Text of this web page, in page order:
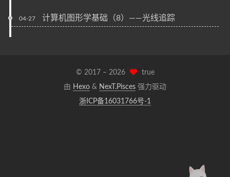
04-27 计算机图形学基础（8）——光线追踪
© 2017 – 2026
true
由 Hexo & NexT.Pisces 强力驱动
浙ICP备16031766号-1